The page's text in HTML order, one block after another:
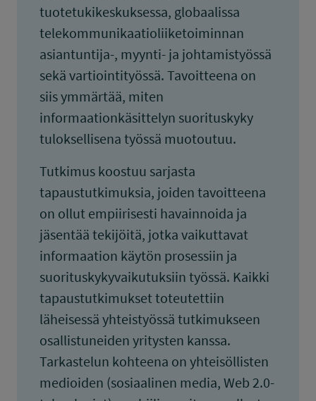
tuotetukikeskuksessa, globaalissa
telekommunikaatioliiketoiminnan
asiantuntija-, myynti- ja johtamistyössä
sekä vartiointityössä. Tavoitteena on
siis ymmärtää, miten
informaationkäsittelyn suorituskyky
tuloksellisena työssä muotoutuu.
Tutkimus koostuu sarjasta
tapaustutkimuksia, joiden tavoitteena
on ollut empiirisesti havainnoida ja
jäsentää tekijöitä, jotka vaikuttavat
informaation käytön prosessiin ja
suorituskykyvaikutuksiin työssä. Kaikki
tapaustutkimukset toteutettiin
läheisessä yhteistyössä tutkimukseen
osallistuneiden yritysten kanssa.
Tarkastelun kohteena on yhteisöllisten
medioiden (sosiaalinen media, Web 2.0-